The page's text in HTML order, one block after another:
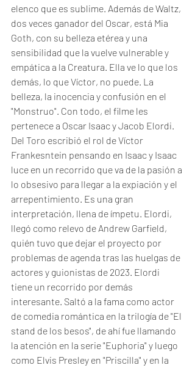
elenco que es sublime. Además de Waltz,
dos veces ganador del Oscar, está Mia
Goth, con su belleza etérea y una
sensibilidad que la vuelve vulnerable y
empática a la Creatura. Ella ve lo que los
demás, lo que Víctor, no puede. La
belleza, la inocencia y confusión en el
"Monstruo". Con todo, el filme les
pertenece a Oscar Isaac y Jacob Elordi.
Del Toro escribió el rol de Víctor
Frankesntein pensando en Isaac y Isaac
luce en un recorrido que va de la pasión a
lo obsesivo para llegar a la expiación y el
arrepentimiento. Es una gran
interpretación, llena de ímpetu. Elordi,
llegó como relevo de Andrew Garfield,
quién tuvo que dejar el proyecto por
problemas de agenda tras las huelgas de
actores y guionistas de 2023. Elordi
tiene un recorrido por demás
interesante. Saltó a la fama como actor
de comedia romántica en la trilogía de "El
stand de los besos", de ahí fue llamando
la atención en la serie "Euphoria" y luego
como Elvis Presley en "Priscilla" y en la